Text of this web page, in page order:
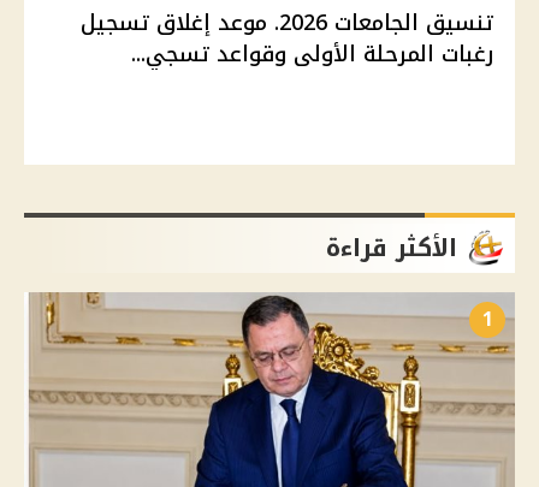
تنسيق الجامعات 2026. موعد إغلاق تسجيل
رغبات المرحلة الأولى وقواعد تسجي...
الأكثر قراءة
1